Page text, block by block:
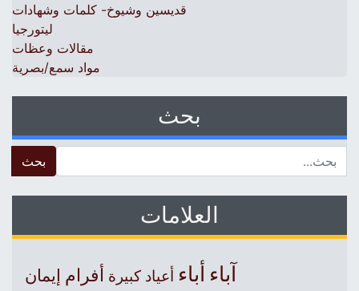
قديسين وشيوخ- كلمات وشهادات
ليتورجيا
مقالات وعظات
مواد سمع/بصرية
بحث
العلامات
آباءأباء أعياد كبيرة أفرام إيمان